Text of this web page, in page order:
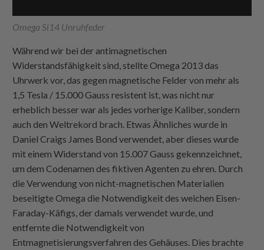
Omega Si14 Unruhfeder
Während wir bei der antimagnetischen
Widerstandsfähigkeit sind, stellte Omega 2013 das
Uhrwerk vor, das gegen magnetische Felder von mehr als
1,5 Tesla / 15.000 Gauss resistent ist, was nicht nur
erheblich besser war als jedes vorherige Kaliber, sondern
auch den Weltrekord brach. Etwas Ähnliches wurde in
Daniel Craigs James Bond verwendet, aber dieses wurde
mit einem Widerstand von 15.007 Gauss gekennzeichnet,
um dem Codenamen des fiktiven Agenten zu ehren. Durch
die Verwendung von nicht-magnetischen Materialien
beseitigte Omega die Notwendigkeit des weichen Eisen-
Faraday-Käfigs, der damals verwendet wurde, und
entfernte die Notwendigkeit von
Entmagnetisierungsverfahren des Gehäuses. Dies brachte